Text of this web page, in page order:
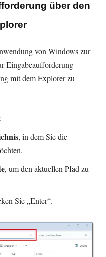
über den
von Windows zur
Eingabeaufforderung
mit dem Explorer zu
, in dem Sie die
, um den aktuellen Pfad zu
Sie „Enter“.